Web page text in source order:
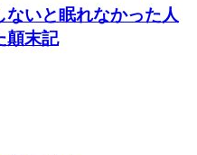
ないと眠れなかった人
顛末記